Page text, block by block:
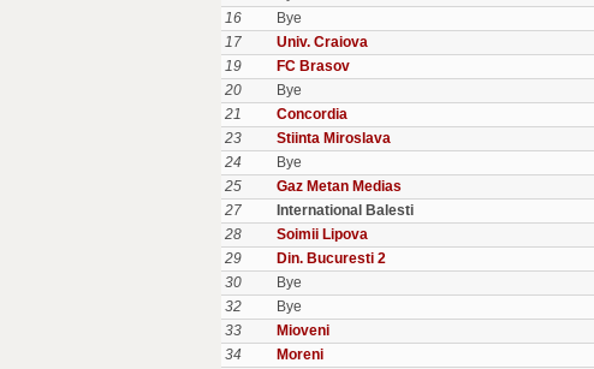
16
Bye
17
Univ. Craiova
19
FC Brasov
20
Bye
21
Concordia
23
Stiinta Miroslava
24
Bye
25
Gaz Metan Medias
27
International Balesti
28
Soimii Lipova
29
Din. Bucuresti 2
30
Bye
32
Bye
33
Mioveni
34
Moreni